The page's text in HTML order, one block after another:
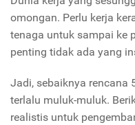
omongan. Perlu kerja
tenaga untuk sampai ke
penting tidak ada yang
Jadi, sebaiknya rencana
terlalu muluk-muluk.
realistis untuk